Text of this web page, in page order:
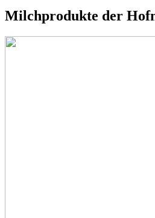
Milchprodukte der